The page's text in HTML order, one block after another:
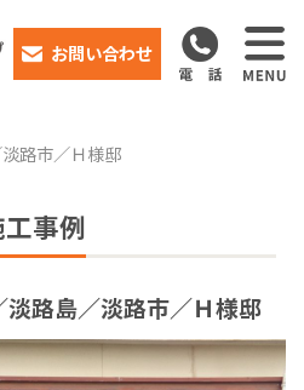
お問い合わせ
路市／Ｈ様邸
工事例
路島／淡路市／Ｈ様邸